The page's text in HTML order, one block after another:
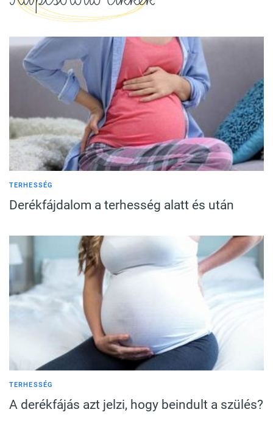
TERHESSÉG
Derékfájdalom a terhesség alatt és után
TERHESSÉG
A derékfájás azt jelzi, hogy beindult a szülés?